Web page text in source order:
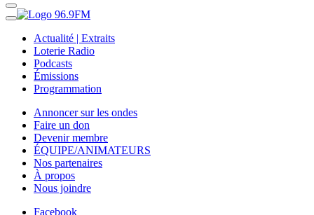
Actualité | Extraits
Loterie Radio
Podcasts
Émissions
Programmation
Annoncer sur les ondes
Faire un don
Devenir membre
ÉQUIPE/ANIMATEURS
Nos partenaires
À propos
Nous joindre
Facebook